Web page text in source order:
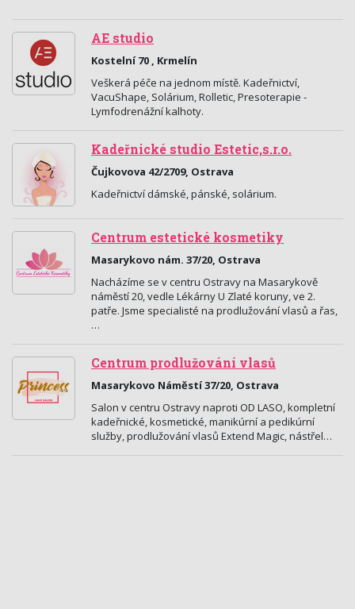
AE studio
Kostelní 70 , Krmelín
Veškerá péče na jednom místě. Kadeřnictví,
VacuShape, Solárium, Rolletic, Presoterapie -
Lymfodrenážní kalhoty.
Kadeřnické studio Estetic,s.r.o.
Čujkovova 42/2709, Ostrava
Kadeřnictví dámské, pánské, solárium.
Centrum estetické kosmetiky
Masarykovo nám. 37/20, Ostrava
Nacházíme se v centru Ostravy na Masarykově
náměstí 20, vedle Lékárny U Zlaté koruny, ve 2.
patře. Jsme specialisté na prodlužování vlasů a řas,
…
Centrum prodlužování vlasů
Masarykovo Náměstí 37/20, Ostrava
Salon v centru Ostravy naproti OD LASO, kompletní
kadeřnické, kosmetické, manikúrní a pedikúrní
služby, prodlužování vlasů Extend Magic, nástřel…